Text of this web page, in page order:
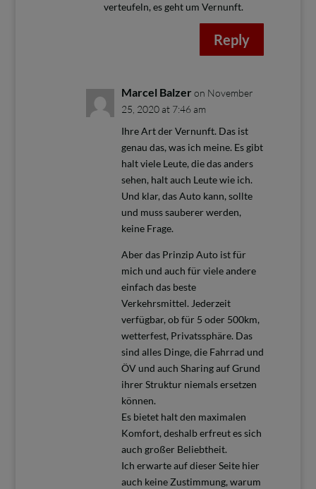
verteufeln, es geht um Vernunft.
Reply
Marcel Balzer on November
25, 2020 at 7:46 am
Ihre Art der Vernunft. Das ist
genau das, was ich meine. Es gibt
halt viele Leute, die das anders
sehen, halt auch Leute wie ich.
Und klar, das Auto kann, sollte
und muss sauberer werden,
keine Frage.
Aber das Prinzip Auto ist für
mich und auch für viele andere
einfach das beste
Verkehrsmittel. Jederzeit
verfügbar, ob für 5 oder 500km,
wetterfest, Privatssphäre. Das
sind alles Dinge, die Fahrrad und
ÖV und auch Sharing auf Grund
ihrer Struktur niemals ersetzen
können.
Es bietet halt den maximalen
Komfort, deshalb erfreut es sich
auch großer Beliebtheit.
Ich erwarte auf dieser Seite hier
auch keine Zustimmung, warum